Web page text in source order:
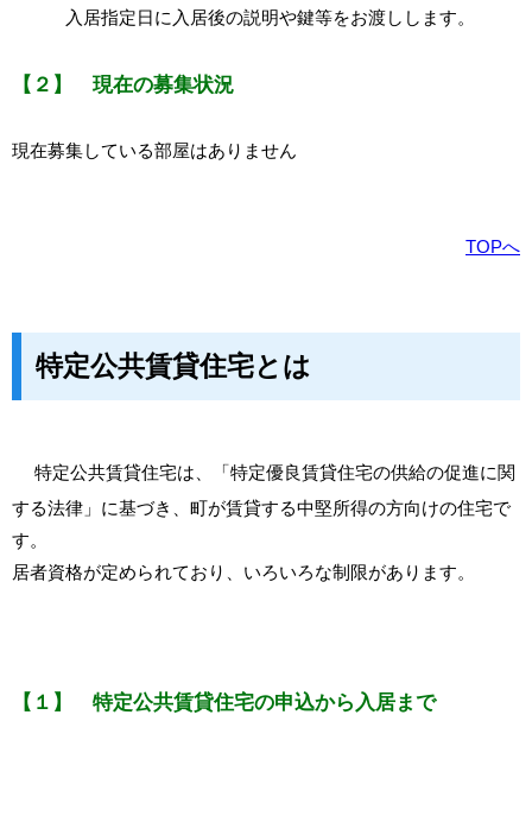
入居指定日に入居後の説明や鍵等をお渡しします。
【２】 現在の募集状況
現在募集している部屋はありません
TOPへ
特定公共賃貸住宅とは
特定公共賃貸住宅は、「特定優良賃貸住宅の供給の促進に関
する法律」に基づき、町が賃貸する中堅所得の方向けの住宅で
す。
居者資格が定められており、いろいろな制限があります。
【１】 特定公共賃貸住宅の申込から入居まで